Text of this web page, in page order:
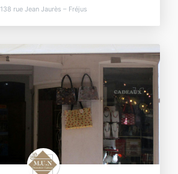
138 rue Jean Jaurès – Fréjus